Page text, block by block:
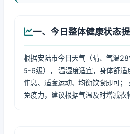
一、今日整体健康状态
根据安陆市今日天气（晴、气温
5-6级）， 温湿度适宜，身体舒适
作息、适度运动、均衡饮食即可；
免疫力，建议根据气温及时增减衣